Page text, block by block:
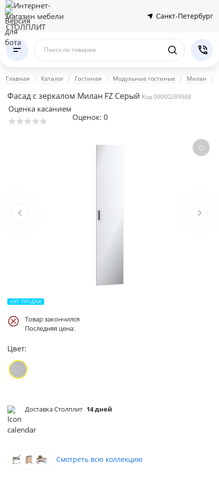
Санкт-Петербург
Поиск по товарам
Главная Каталог Гостиная Модульные гостиные Милан
Фасад с зеркалом Милан FZ Серый Код 00000289988
Оценка касанием
Оценок: 0
ХИТ ПРОДАЖ
Товар закончился
Последняя цена:
Цвет:
Доставка Столплит 14 дней
Смотреть всю коллекцию